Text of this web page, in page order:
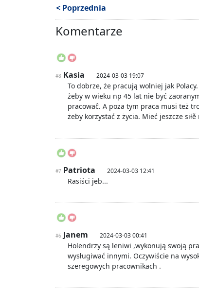
< Poprzednia
Komentarze
#8 Kasia 2024-03-03 19:07
To dobrze, że pracują wolniej jak
żeby w wieku np 45 lat nie być
pracowaĉ. A poza tym praca musi też
żeby korzystać z życia. Mieć jeszcze
#7 Patriota 2024-03-03 12:41
Rasiści jeb...
#6 Janem 2024-03-03 00:41
Holendrzy są leniwi ,wykonują swoją
wysługiwać innymi. Oczywiście na
szeregowych pracownikach .